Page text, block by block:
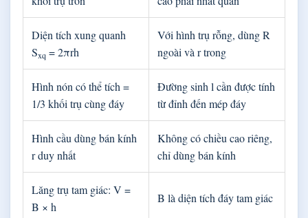
Diện tích xung quanh
Sxq = 2πrh
Với hình trụ rỗng, dùng R
ngoài và r trong
Hình nón có thể tích =
1/3 khối trụ cùng đáy
Đường sinh l cần được tính
từ đỉnh đến mép đáy
Hình cầu dùng bán kính
r duy nhất
Không có chiều cao riêng,
chỉ dùng bán kính
Lăng trụ tam giác: V =
B × h
B là diện tích đáy tam giác